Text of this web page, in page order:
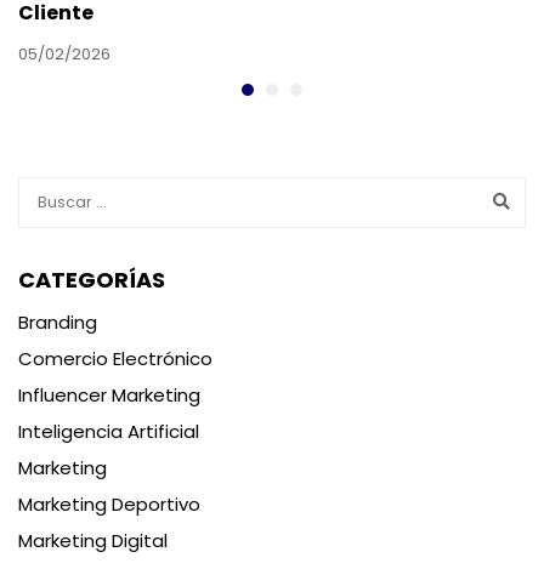
Cliente
05/02/2026
CATEGORÍAS
Branding
Comercio Electrónico
Influencer Marketing
Inteligencia Artificial
Marketing
Marketing Deportivo
Marketing Digital